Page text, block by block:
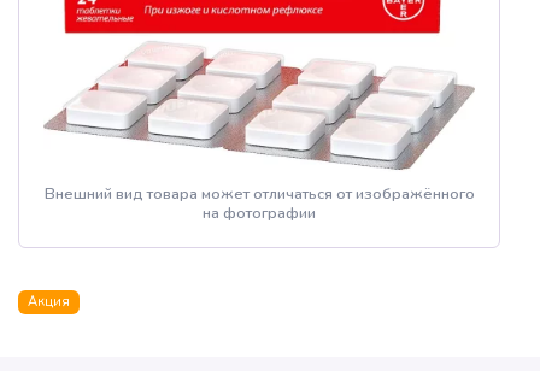
Внешний вид товара может отличаться от изображённого
на фотографии
Акция